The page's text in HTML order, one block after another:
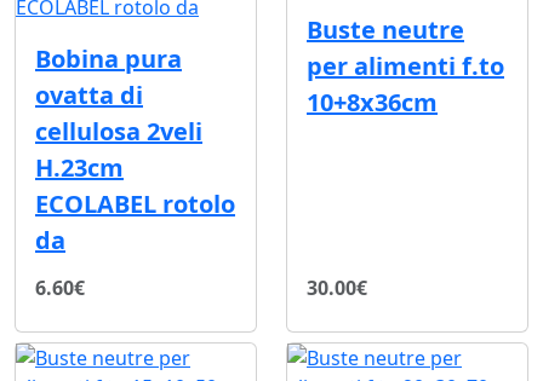
Bobina pura
ovatta di
cellulosa 2veli
H.23cm
ECOLABEL rotolo
da
6.60€
Buste neutre
per alimenti f.to
10+8x36cm
30.00€